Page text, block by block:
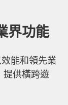
界功能
能和領先業
提供橫跨遊